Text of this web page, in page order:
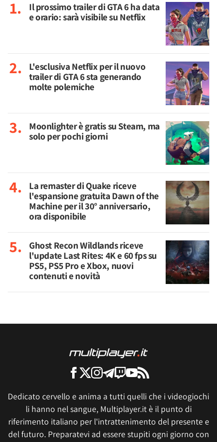
Il prossimo trailer di GTA 6 ha data
e orario: sarà visibile su Netflix
L'esclusiva Netflix per il nuovo
trailer di GTA 6 sta generando
molte polemiche
Moonlighter è gratis su Steam, ma
solo per pochi giorni
La remaster di Quake riceve
l'espansione gratuita Dawn of the
Machine per il 30° anniversario,
ora disponibile
Ghost Recon Wildlands riceve
l'update Last Rites: 4K e 60 fps su
PS5, PS5 Pro e Xbox, nuovi
contenuti e novità
Dedicato cervello e anima a tutti quelli che i videogiochi
li hanno nel sangue, Multiplayer.it è il punto di
riferimento italiano per l'intrattenimento del presente e
del futuro. Preparatevi ad essere stupiti ogni giorno con